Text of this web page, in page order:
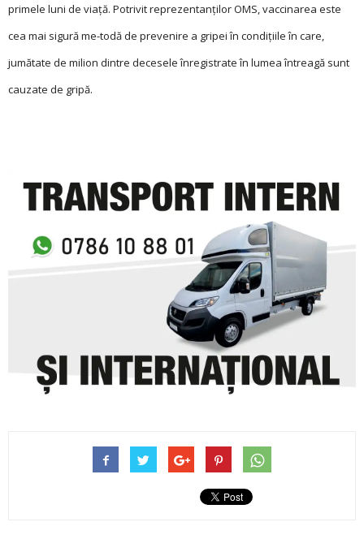
primele luni de viaţă. Potrivit reprezentanţilor OMS, vaccinarea este
cea mai sigură me-todă de prevenire a gripei în condiţiile în care,
jumătate de milion dintre decesele înregistrate în lumea întreagă sunt
cauzate de gripă.